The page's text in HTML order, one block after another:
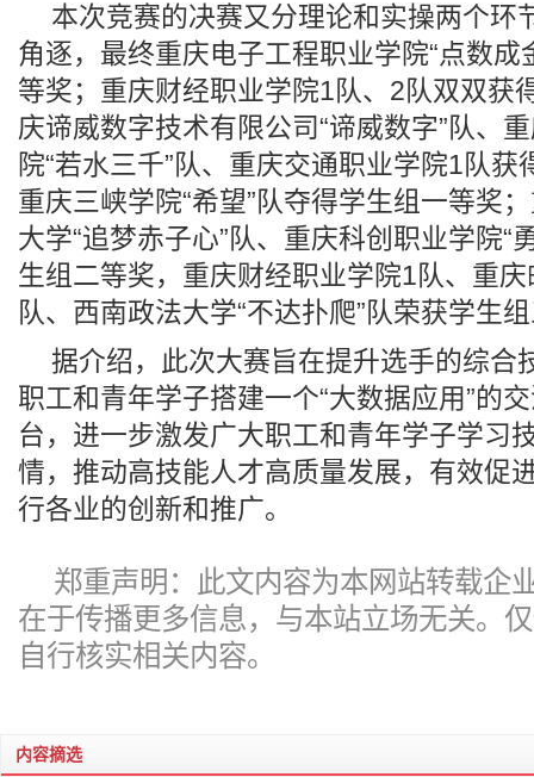
本次竞赛的决赛又分理论和实操两个环
角逐，最终重庆电子工程职业学院“点数成
等奖；重庆财经职业学院1队、2队双双获
庆谛威数字技术有限公司“谛威数字”队、
院“若水三千”队、重庆交通职业学院1队获
重庆三峡学院“希望”队夺得学生组一等奖
大学“追梦赤子心”队、重庆科创职业学院“
生组二等奖，重庆财经职业学院1队、重庆
队、西南政法大学“不达扑爬”队荣获学生
据介绍，此次大赛旨在提升选手的综合
职工和青年学子搭建一个“大数据应用”的
台，进一步激发广大职工和青年学子学习
情，推动高技能人才高质量发展，有效促
行各业的创新和推广。
郑重声明：此文内容为本网站转载企
在于传播更多信息，与本站立场无关。
自行核实相关内容。
内容摘选